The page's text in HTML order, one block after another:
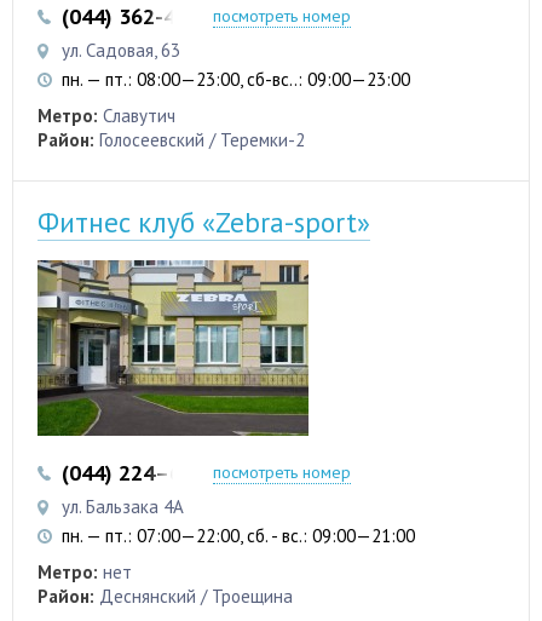
(044) 362-42-27 (098) 911-22-11
посмотреть номер
ул. Садовая, 63
пн. — пт.: 08:00—23:00, сб-вс..: 09:00—23:00
Метро: Славутич
Район: Голосеевский / Теремки-2
Фитнес клуб «Zebra-sport»
(044) 224–63-07посмотреть номер
ул. Бальзака 4А
пн. — пт.: 07:00—22:00, сб. - вс.: 09:00—21:00
Метро: нет
Район: Деснянский / Троещина